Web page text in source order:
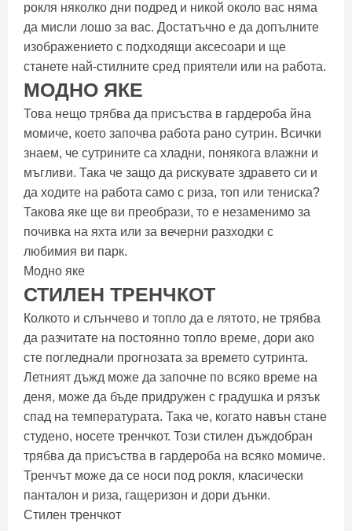
рокля няколко дни подред и никой около вас няма
да мисли лошо за вас. Достатъчно е да допълните
изображението с подходящи аксесоари и ще
станете най-стилните сред приятели или на работа.
МОДНО ЯКЕ
Това нещо трябва да присъства в гардероба йна
момиче, което започва работа рано сутрин. Всички
знаем, че сутрините са хладни, понякога влажни и
мъгливи. Така че защо да рискувате здравето си и
да ходите на работа само с риза, топ или тениска?
Такова яке ще ви преобрази, то е незаменимо за
почивка на яхта или за вечерни разходки с
любимия ви парк.
Модно яке
СТИЛЕН ТРЕНЧКОТ
Колкото и слънчево и топло да е лятото, не трябва
да разчитате на постоянно топло време, дори ако
сте погледнали прогнозата за времето сутринта.
Летният дъжд може да започне по всяко време на
деня, може да бъде придружен с градушка и рязък
спад на температурата. Така че, когато навън стане
студено, носете тренчкот. Този стилен дъждобран
трябва да присъства в гардероба на всяко момиче.
Тренчът може да се носи под рокля, класически
панталон и риза, гащеризон и дори дънки.
Стилен тренчкот